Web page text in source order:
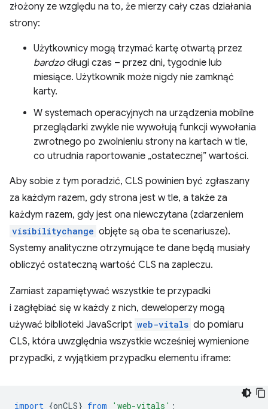
złożony ze względu na to, że mierzy cały czas działania
strony:
Użytkownicy mogą trzymać kartę otwartą przez
bardzo długi czas – przez dni, tygodnie lub
miesiące. Użytkownik może nigdy nie zamknąć
karty.
W systemach operacyjnych na urządzenia mobilne
przeglądarki zwykle nie wywołują funkcji wywołania
zwrotnego po zwolnieniu strony na kartach w tle,
co utrudnia raportowanie „ostatecznej” wartości.
Aby sobie z tym poradzić, CLS powinien być zgłaszany
za każdym razem, gdy strona jest w tle, a także za
każdym razem, gdy jest ona niewczytana (zdarzeniem
visibilitychange objęte są oba te scenariusze).
Systemy analityczne otrzymujące te dane będą musiały
obliczyć ostateczną wartość CLS na zapleczu.
Zamiast zapamiętywać wszystkie te przypadki
i zagłębiać się w każdy z nich, deweloperzy mogą
używać biblioteki JavaScript web-vitals do pomiaru
CLS, która uwzględnia wszystkie wcześniej wymienione
przypadki, z wyjątkiem przypadku elementu iframe:
import {onCLS} from 'web-vitals' ;